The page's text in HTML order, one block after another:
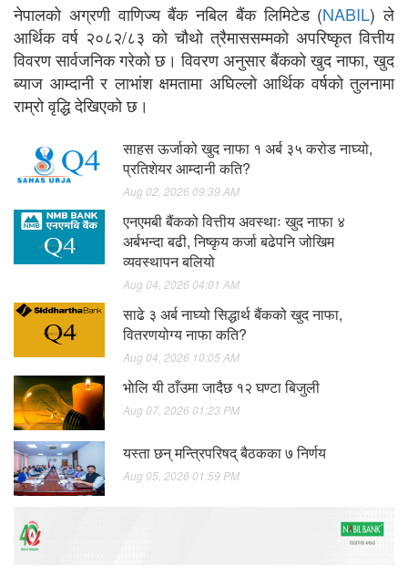
नेपालको अग्रणी वाणिज्य बैंक नबिल बैंक लिमिटेड (NABIL) ले
आर्थिक वर्ष २०८२/८३ को चौथो त्रैमाससम्मको अपरिष्कृत वित्तीय
विवरण सार्वजनिक गरेको छ। विवरण अनुसार बैंकको खुद नाफा, खुद
ब्याज आम्दानी र लाभांश क्षमतामा अघिल्लो आर्थिक वर्षको तुलनामा
राम्रो वृद्धि देखिएको छ।
साहस ऊर्जाको खुद नाफा १ अर्ब ३५ करोड नाघ्यो,
प्रतिशेयर आम्दानी कति?
Aug 02, 2026 09:39 AM
एनएमबी बैंकको वित्तीय अवस्थाः खुद नाफा ४
अर्बभन्दा बढी, निष्कृय कर्जा बढेपनि जोखिम
व्यवस्थापन बलियो
Aug 04, 2026 04:01 AM
साढे ३ अर्ब नाघ्यो सिद्धार्थ बैंकको खुद नाफा,
वितरणयोग्य नाफा कति?
Aug 04, 2026 10:05 AM
भाेलि यी ठाँउमा जादैछ १२ घण्टा बिजुली
Aug 07, 2026 01:23 PM
यस्ता छन् मन्त्रिपरिषद् बैठकका ७ निर्णय
Aug 05, 2026 01:59 PM